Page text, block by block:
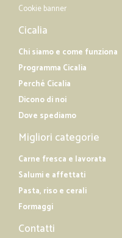
Cookie banner
Cicalia
Chi siamo e come funziona
Programma Cicalia
Perché Cicalia
Dicono di noi
Dove spediamo
Migliori categorie
Carne fresca e lavorata
Salumi e affettati
Pasta, riso e cerali
Formaggi
Contatti